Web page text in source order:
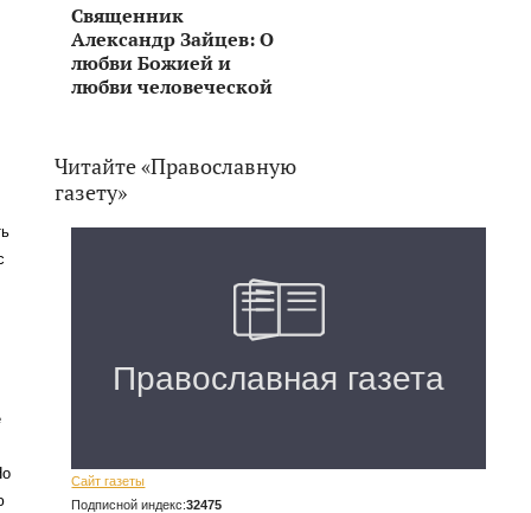
Священник
Александр Зайцев: О
любви Божией и
любви человеческой
Читайте «Православную
газету»
Сайт газеты
Подписной индекс:32475